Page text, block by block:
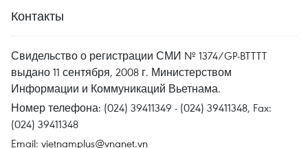
Контакты
Свидельство о регистрации СМИ № 1374/GP-BTTTT
выдано 11 сентября, 2008 г. Министерством
Информации и Коммуникаций Вьетнама.
Номер телефона: (024) 39411349 - (024) 39411348, Fax:
(024) 39411348
Email: vietnamplus@vnanet.vn